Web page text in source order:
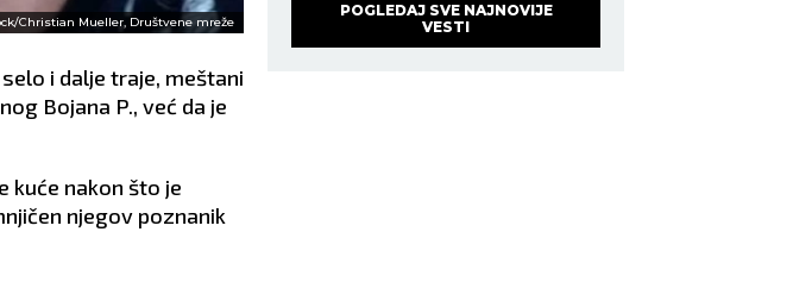
Christian Mueller, Društvene mreže
i dalje traje, meštani
Bojana P., već da je
kuće nakon što je
njegov poznanik
POGLEDAJ SVE NAJNOVIJE
VESTI